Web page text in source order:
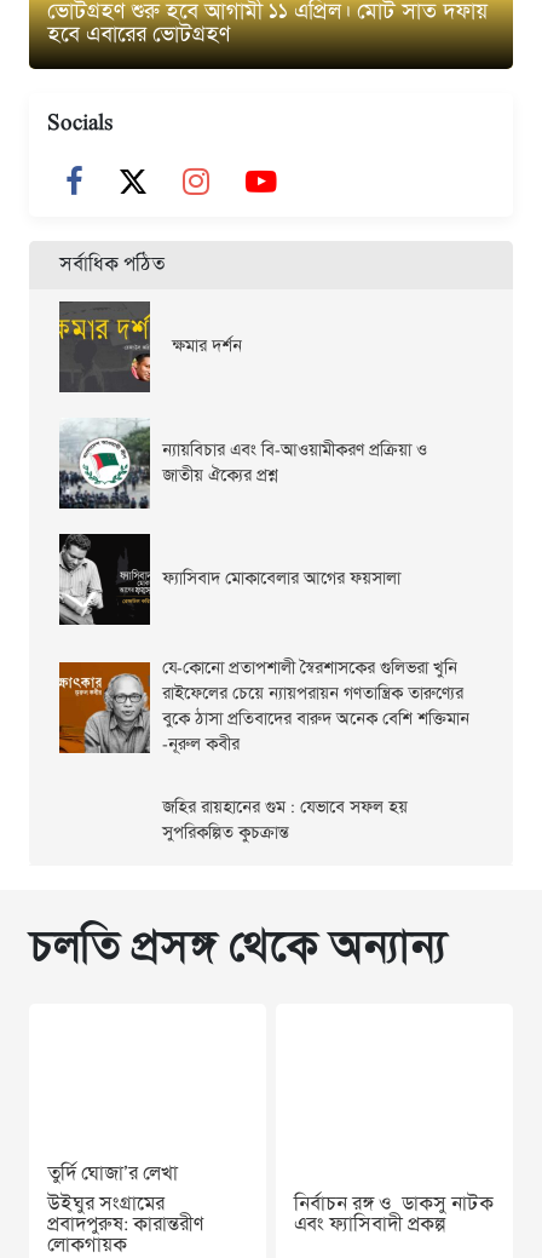
ভোটগ্রহণ শুরু হবে আগামী ১১ এপ্রিল। মোট সাত দফায়
হবে এবারের ভোটগ্রহণ
Socials
সর্বাধিক পঠিত
ক্ষমার দর্শন
ন্যায়বিচার এবং বি-আওয়ামীকরণ প্রক্রিয়া ও
জাতীয় ঐক্যের প্রশ্ন
ফ্যাসিবাদ মোকাবেলার আগের ফয়সালা
যে-কোনো প্রতাপশালী স্বৈরশাসকের গুলিভরা খুনি
রাইফেলের চেয়ে ন্যায়পরায়ন গণতান্ত্রিক তারুণ্যের
বুকে ঠাসা প্রতিবাদের বারুদ অনেক বেশি শক্তিমান
-নূরুল কবীর
জহির রায়হানের গুম : যেভাবে সফল হয়
সুপরিকল্পিত কুচক্রান্ত
চলতি প্রসঙ্গ থেকে অন্যান্য
তুর্দি ঘোজা’র লেখা
উইঘুর সংগ্রামের
প্রবাদপুরুষ: কারান্তরীণ
লোকগায়ক
নির্বাচন রঙ্গ ও ডাকসু নাটক
এবং ফ্যাসিবাদী প্রকল্প